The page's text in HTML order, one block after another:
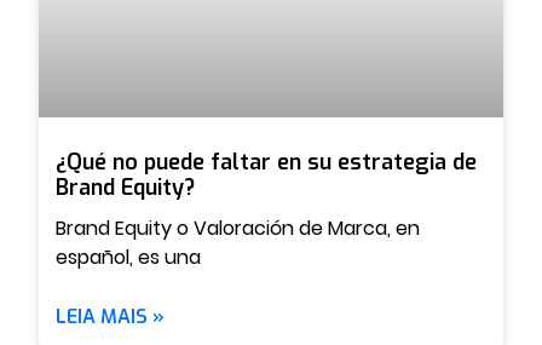
¿Qué no puede faltar en su estrategia de
Brand Equity?
Brand Equity o Valoración de Marca, en
español, es una
LEIA MAIS »